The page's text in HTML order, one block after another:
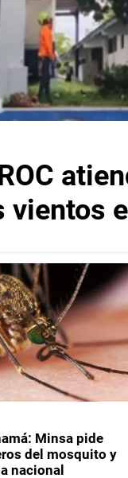
vientos
Minsa pide
del mosquito y
nacional